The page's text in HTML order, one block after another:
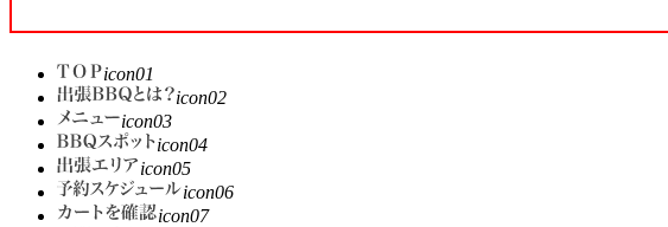
icon01
icon02
icon03
icon04
icon05
icon06
icon07